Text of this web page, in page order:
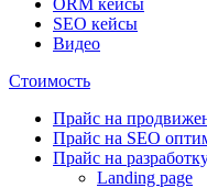
ORM кейсы
SEO кейсы
Видео
Стоимость
Прайс на
Прайс на SEO
Прайс на
Landing page